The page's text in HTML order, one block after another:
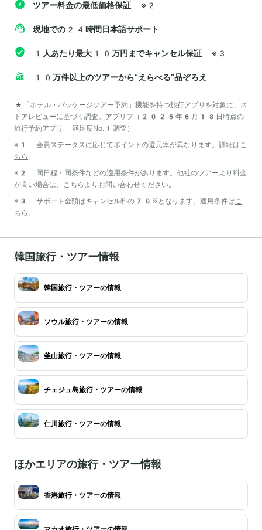
ツアー料金の最低価格保証 ※2
現地での24時間日本語サポート
1人あたり最大10万円までキャンセル保証 ※3
10万件以上のツアーから“えらべる”品ぞろえ
*「ホテル・パッケージツアー予約」機能を持つ旅行アプリを対象に、ス
トアレビューに基づく調査。アプリブ（2025年6月18日時点の
旅行予約アプリ 満足度No.1調査）
※1 会員ステータスに応じてポイントの還元率が異なります。詳細は こ
ちら 。
※2 同日程・同条件などの適用条件があります。他社のツアーより料金
が高い場合は、
こちら よりお問い合わせください。
※3 サポート金額はキャンセル料の70%となります。適用条件は こ
ちら 。
韓国旅行・ツアー情報
韓国旅行・ツアーの情報
ソウル旅行・ツアーの情報
釜山旅行・ツアーの情報
チェジュ島旅行・ツアーの情報
仁川旅行・ツアーの情報
ほかエリアの旅行・ツアー情報
香港旅行・ツアーの情報